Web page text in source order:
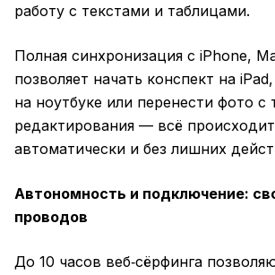
работу с текстами и таблицами.
Полная синхронизация с iPhone,
позволяет начать конспект на
на ноутбуке или перенести фото с
редактирования — всё происходит
автоматически и без лишних
Автономность и подключение:
проводов
До 10 часов веб‑сёрфинга